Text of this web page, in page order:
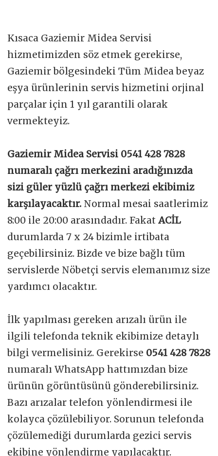
Kısaca Gaziemir Midea Servisi
hizmetimizden söz etmek gerekirse,
Gaziemir bölgesindeki Tüm Midea beyaz
eşya ürünlerinin servis hizmetini orjinal
parçalar için 1 yıl garantili olarak
vermekteyiz.
Gaziemir Midea Servisi 0541 428 7828
numaralı çağrı merkezini aradığınızda
sizi güler yüzlü çağrı merkezi ekibimiz
karşılayacaktır. Normal mesai saatlerimiz
8:00 ile 20:00 arasındadır. Fakat ACİL
durumlarda 7 x 24 bizimle irtibata
geçebilirsiniz. Bizde ve bize bağlı tüm
servislerde Nöbetçi servis elemanımız size
yardımcı olacaktır.
İlk yapılması gereken arızalı ürün ile
ilgili telefonda teknik ekibimize detaylı
bilgi vermelisiniz. Gerekirse 0541 428 7828
numaralı WhatsApp hattımızdan bize
ürünün görüntüsünü gönderebilirsiniz.
Bazı arızalar telefon yönlendirmesi ile
kolayca çözülebiliyor. Sorunun telefonda
çözülemediği durumlarda gezici servis
ekibine yönlendirme yapılacaktır.